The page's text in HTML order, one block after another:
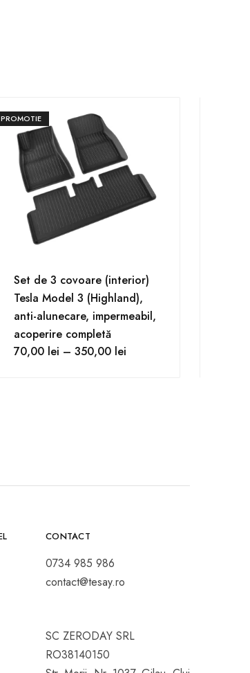
PROMOTIE
Set de 3 covoare (interior)
Tesla Model 3 (Highland),
anti-alunecare, impermeabil,
acoperire completă
70,00 lei – 350,00 lei
CONTACT
0734 985 986
contact@tesay.ro
SC ZERODAY SRL
RO38140150